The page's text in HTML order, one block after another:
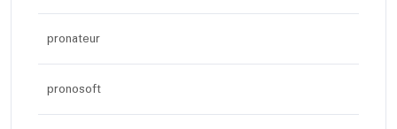
pronateur
pronosoft